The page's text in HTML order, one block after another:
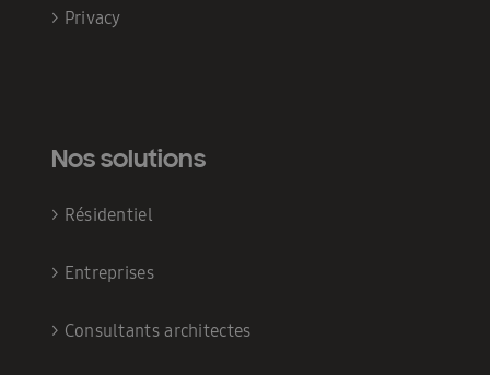
> Privacy
Nos solutions
> Résidentiel
> Entreprises
> Consultants architectes